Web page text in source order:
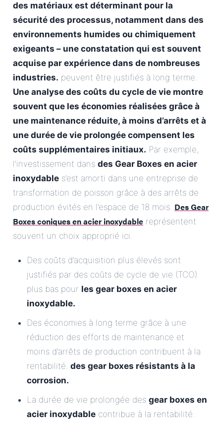
des matériaux est déterminant pour la
sécurité des processus, notamment dans des
environnements humides ou chimiquement
exigeants – une constatation qui est souvent
acquise par expérience dans de nombreuses
industries. peuvent être justifiés à long terme.
Une analyse des coûts du cycle de vie montre
souvent que les économies réalisées grâce à
une maintenance réduite, à moins d’arrêts et à
une durée de vie prolongée compensent les
coûts supplémentaires initiaux. Par exemple,
l’investissement dans des Gear Boxes en acier
inoxydable s’est amorti dans une entreprise de
transformation de poisson grâce à des arrêts de
production évités en l’espace de 18 mois. Des Gear
Boxes coniques en acier inoxydable représentent
souvent un choix approprié ici.
Des coûts d’acquisition plus élevés sont
justifiés par des coûts de cycle de vie (TCO)
plus bas pour les gear boxes en acier
inoxydable. .
Des économies à long terme grâce à une
réduction des efforts de maintenance et
moins d’arrêts de production contribuent à la
rentabilité. des gear boxes résistants à la
corrosion..
La durée de vie prolongée des gear boxes en
acier inoxydable contribue à la rentabilité.